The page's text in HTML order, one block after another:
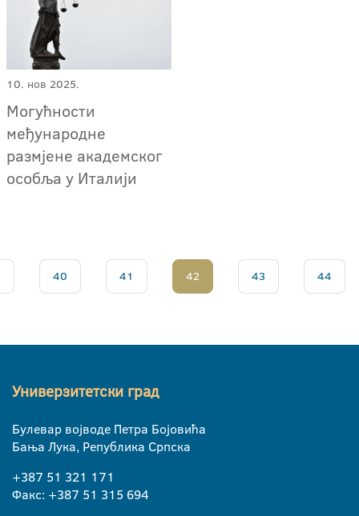
10. нов 2025.
Могућности
међународне
размјене академског
особља у Италији
40 41 42 43 44
Универзитетски град
Булевар војводе Петра Бојовића
Бања Лука, Република Српска
+387 51 321 171
Факс: +387 51 315 694